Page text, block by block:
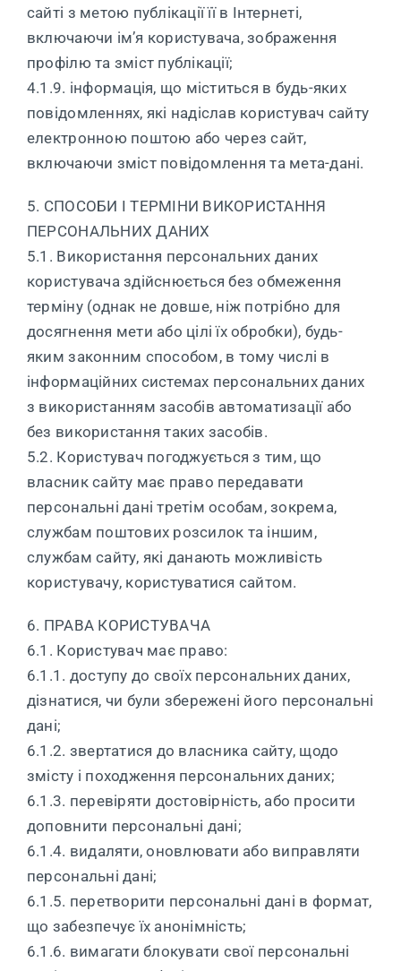
сайті з метою публікації її в Інтернеті,
включаючи ім’я користувача, зображення
профілю та зміст публікації;
4.1.9. інформація, що міститься в будь-яких
повідомленнях, які надіслав користувач сайту
електронною поштою або через сайт,
включаючи зміст повідомлення та мета-дані.
5. СПОСОБИ І ТЕРМІНИ ВИКОРИСТАННЯ
ПЕРСОНАЛЬНИХ ДАНИХ
5.1. Використання персональних даних
користувача здійснюється без обмеження
терміну (однак не довше, ніж потрібно для
досягнення мети або цілі їх обробки), будь-
яким законним способом, в тому числі в
інформаційних системах персональних даних
з використанням засобів автоматизації або
без використання таких засобів.
5.2. Користувач погоджується з тим, що
власник сайту має право передавати
персональні дані третім особам, зокрема,
службам поштових розсилок та іншим,
службам сайту, які данають можливість
користувачу, користуватися сайтом.
6. ПРАВА КОРИСТУВАЧА
6.1. Користувач має право:
6.1.1. доступу до своїх персональних даних,
дізнатися, чи були збережені його персональні
дані;
6.1.2. звертатися до власника сайту, щодо
змісту і походження персональних даних;
6.1.3. перевіряти достовірність, або просити
доповнити персональні дані;
6.1.4. видаляти, оновлювати або виправляти
персональні дані;
6.1.5. перетворити персональні дані в формат,
що забезпечує їх анонімність;
6.1.6. вимагати блокувати свої персональні